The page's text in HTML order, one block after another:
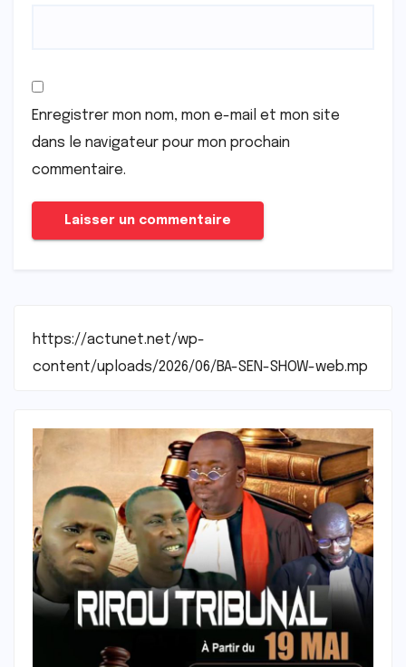
Enregistrer mon nom, mon e-mail et mon site
dans le navigateur pour mon prochain
commentaire.
https://actunet.net/wp-
content/uploads/2026/06/BA-SEN-SHOW-web.mp